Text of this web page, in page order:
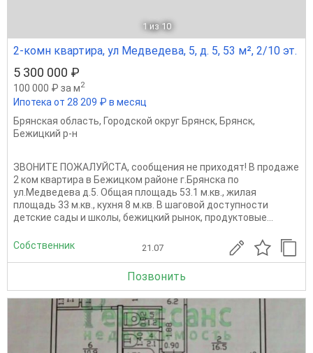
1 из 10
2-комн квартира, ул Медведева, 5, д. 5, 53 м², 2/10 эт.
5 300 000 ₽
100 000 ₽ за м2
Ипотека от 28 209 ₽ в месяц
Брянская область, Городской округ Брянск, Брянск,
Бежицкий р-н
ЗВОНИТЕ ПОЖАЛУЙСТА, сообщения не приходят! В продаже
2 ком квартира в Бежицком районе г.Брянска по
ул.Медведева д.5. Общая площадь 53.1 м.кв., жилая
площадь 33 м.кв., кухня 8 м.кв. В шаговой доступности
детские сады и школы, бежицкий рынок, продуктовые...
Собственник 21.07
Позвонить